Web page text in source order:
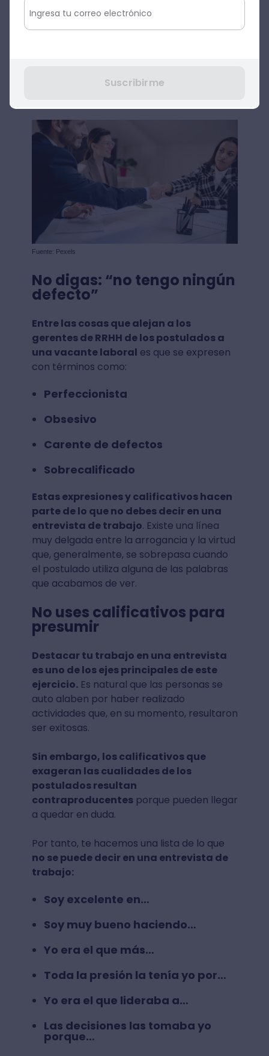
más.
perfil para buscar empleoy marca la
Fuente: Pexels
No digas: “no tengo ningún
defecto”
Entre las cosas que alejan a los
gerentes de RRHH de los postulados a
una vacante laboral es que se expresen
con términos como:
Perfeccionista
Obsesivo
Carente de defectos
Sobrecalificado
Estas expresiones y calificativos hacen
parte de lo que no debes decir en una
entrevista de trabajo. Existe una línea
muy delgada entre la arrogancia y la virtud
que, generalmente, se sobrepasa cuando
el postulado utiliza alguna de las palabras
que acabamos de ver.
No uses calificativos para
presumir
Destacar tu trabajo en una entrevista
es uno de los ejes principales de este
ejercicio.Es natural que las personas se
auto alaben por haber realizado
actividades que, en su momento, resultaron
ser exitosas.
Sin embargo, los calificativos que
exageran las cualidades de los
postulados resultan
contraproducentesporque pueden llegar
a quedar en duda.
Por tanto, te hacemos una lista de lo que
no se puede decir en una entrevista de
trabajo:
Soy excelente en…
Soy muy bueno haciendo…
Yo era el que más…
Toda la presión la tenía yo por…
Yo era el que lideraba a…
Las decisiones las tomaba yo
porque…
Suscribirme